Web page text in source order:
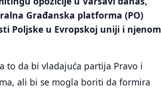
Građanska platforma (PO)
Poljske u Evropskoj uniji i njenom
to da bi vladajuća partija Pravo i
ali bi se mogla boriti da formira